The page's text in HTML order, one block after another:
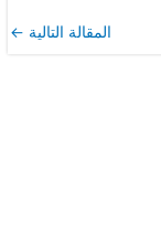
المقالة التالية ←